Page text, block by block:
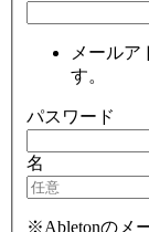
メールア
す。
パスワード
名
※Abletonのメ